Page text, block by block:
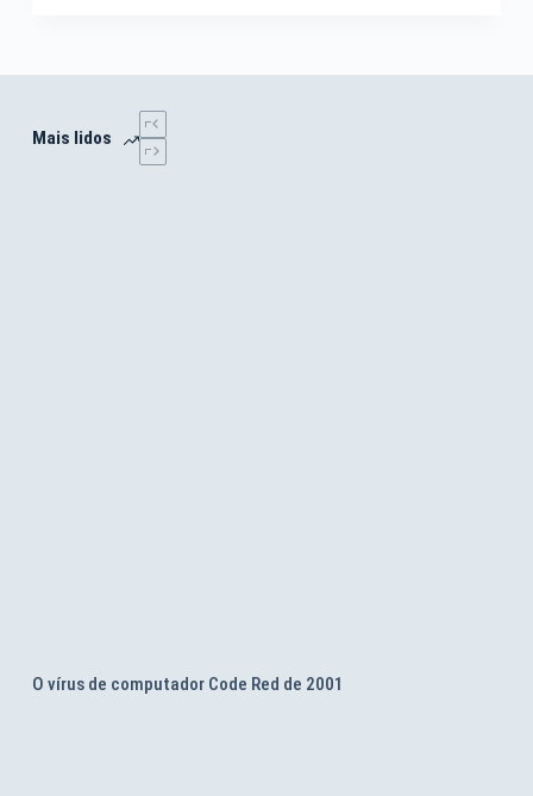
Mais lidos
O vírus de computador Code Red de 2001